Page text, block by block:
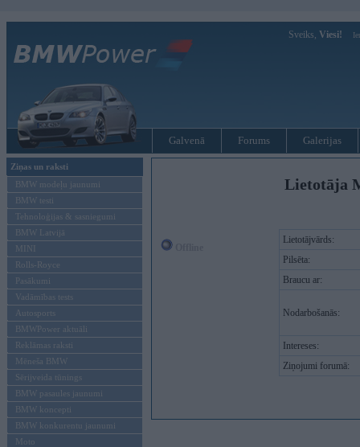
Sveiks, Viesi!
Galvenā Forums Galerijas
Ziņas un raksti
BMW modeļu jaunumi
BMW testi
Tehnoloģijas & sasniegumi
BMW Latvijā
MINI
Rolls-Royce
Pasākumi
Vadāmības tests
Autosports
BMWPower aktuāli
Reklāmas raksti
Mēneša BMW
Sērijveida tūnings
BMW pasaules jaunumi
BMW koncepti
BMW konkurentu jaunumi
Moto
Lietotāja
Lietotājvārds:
Pilsēta:
Braucu ar:
Nodarbošanās:
Intereses:
Ziņojumi forumā: